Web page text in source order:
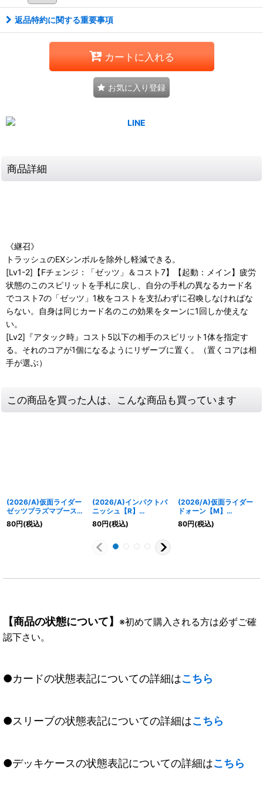
返品特約に関する重要事項
カートに入れる
お気に入り登録
商品詳細
《継召》
トラッシュのEXシンボルを除外し軽減できる。
[Lv1-2]【Fチェンジ：「ゼッツ」＆コスト7】【起動：メイン】疲労
状態のこのスピリットを手札に戻し、自分の手札の異なるカード名
でコスト7の「ゼッツ」1枚をコストを支払わずに召喚しなければな
らない。自身は同じカード名のこの効果をターンに1回しか使えな
い。
[Lv2]『アタック時』コスト5以下の相手のスピリット1体を指定す
る。それのコアが1個になるようにリザーブに置く。（置くコアは相
手が選ぶ）
この商品を買った人は、こんな商品も買っています
(2026/A)仮面ライダー
ゼッツプラズマブースタ
ー【M】{26RCB01-
023}《紫》
80円(税込)
(2026/A)インパクトバ
ニッシュ【R】
{26RCB01-063}《紫》
80円(税込)
(2026/A)仮面ライダー
ドォーン【M】
{26RCB01-020}《紫》
80円(税込)
【商品の状態について】 ※初めて購入される方は必ずご確
認下さい。
●カードの状態表記についての詳細はこちら
●スリーブの状態表記についての詳細はこちら
●デッキケースの状態表記についての詳細はこちら